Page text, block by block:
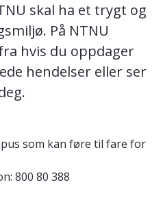
skal ha et trygt og
På NTNU
hvis du oppdager
hendelser eller ser
som kan føre til fare for
800 80 388